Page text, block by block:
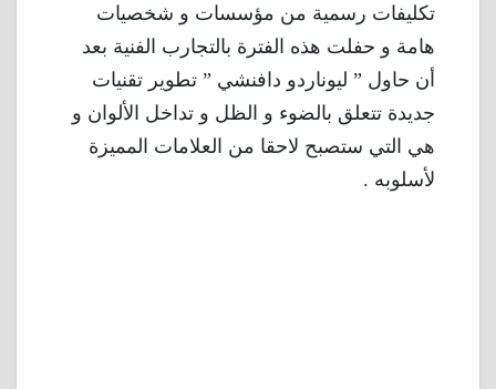
تكليفات رسمية من مؤسسات و شخصيات
هامة و حفلت هذه الفترة بالتجارب الفنية بعد
أن حاول ” ليوناردو دافنشي ” تطوير تقنيات
جديدة تتعلق بالضوء و الظل و تداخل الألوان و
هي التي ستصبح لاحقا من العلامات المميزة
لأسلوبه .